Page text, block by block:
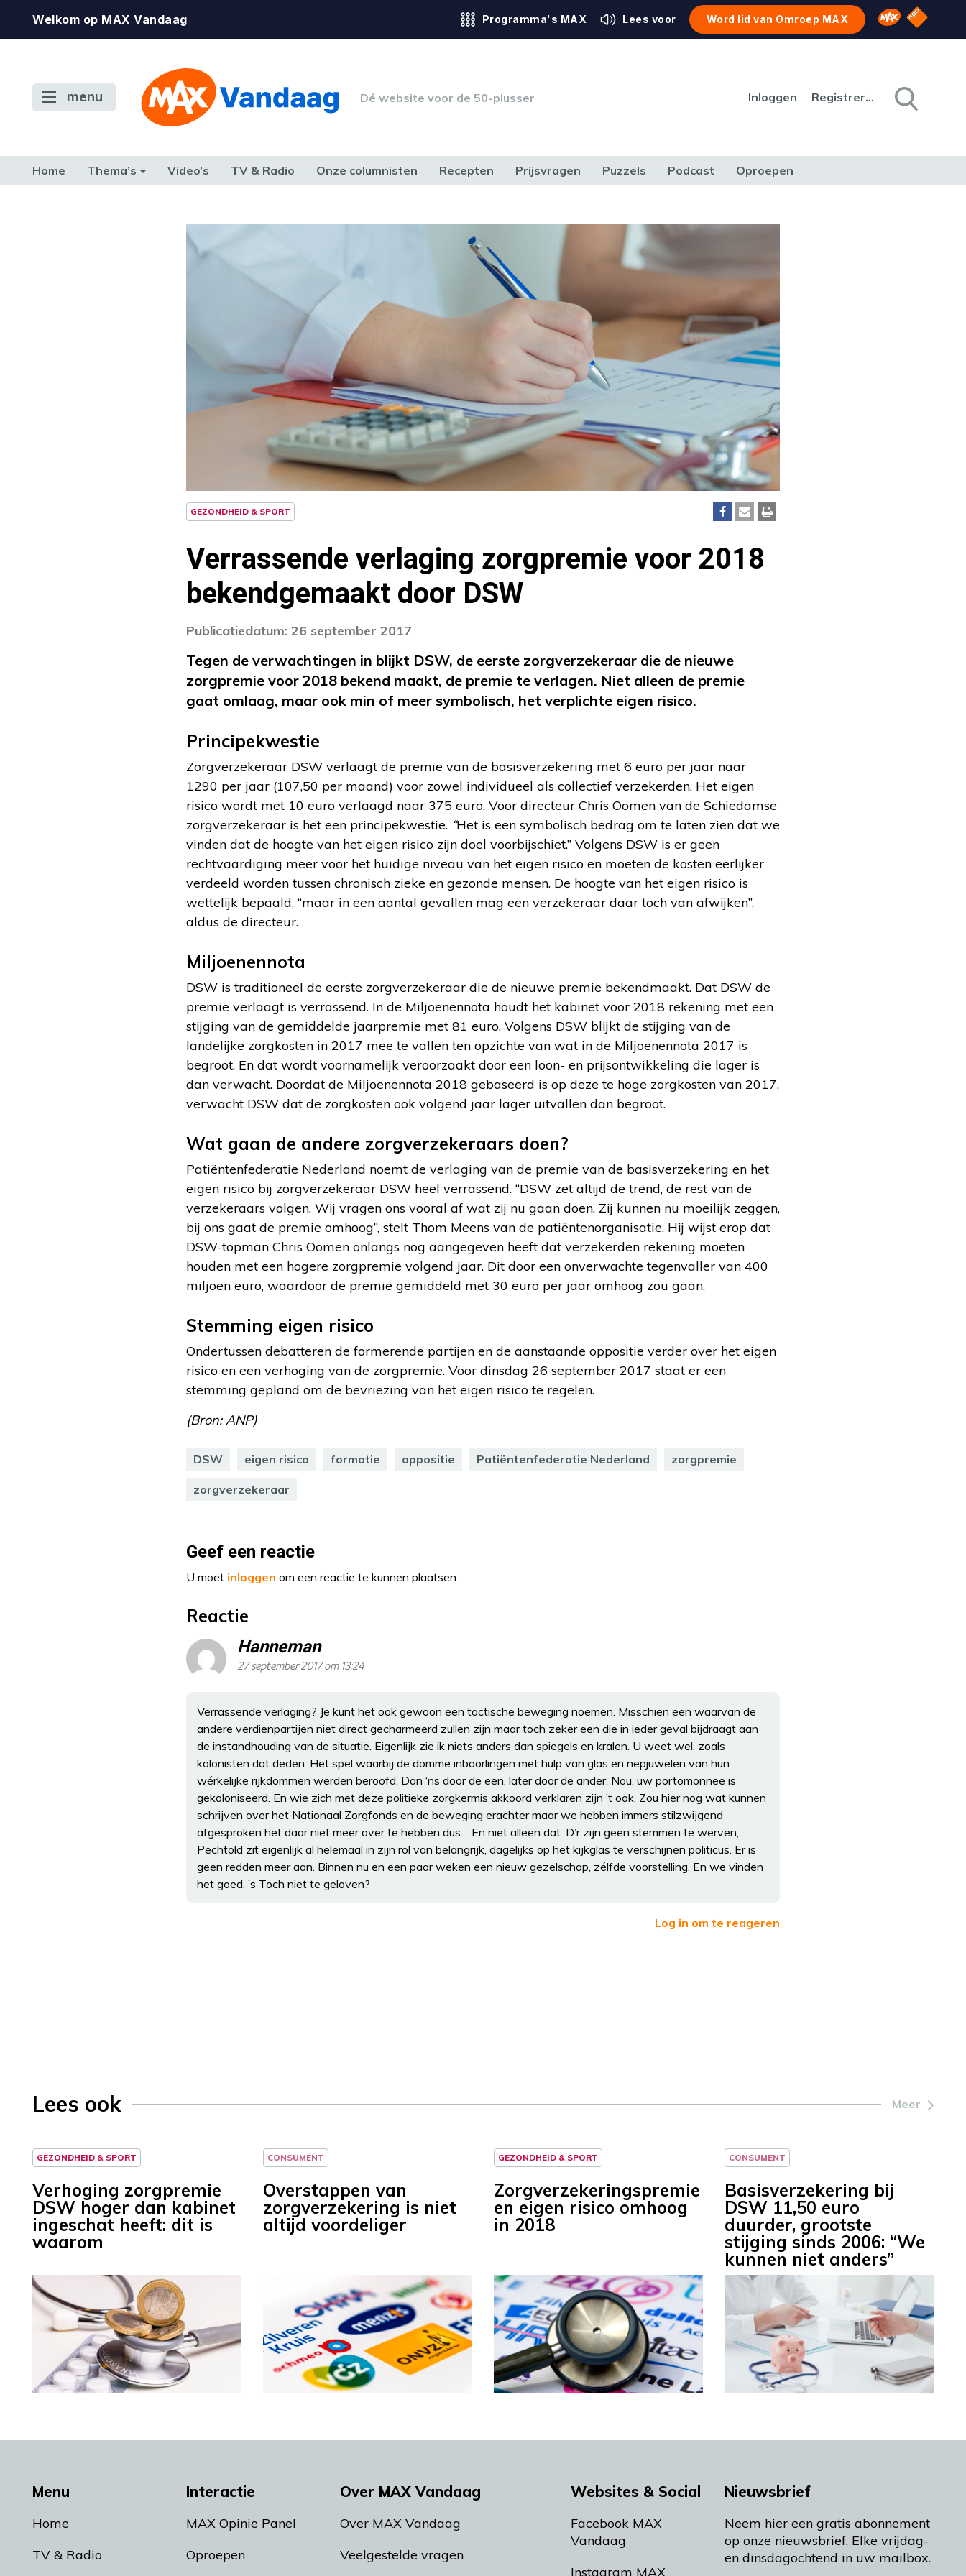
Welkom op MAX Vandaag Programma's MAX Lees voor Word lid van Omroep MAX Omroep MAX
NPO
menu Dé website voor de 50-plusser Inloggen Registreren
Home Thema’s Video’s TV & Radio Onze columnisten Recepten Prijsvragen Puzzels Podcast Oproepen
GEZONDHEID & SPORT
Verrassende verlaging zorgpremie voor 2018
bekendgemaakt door DSW
Publicatiedatum: 26 september 2017
Tegen de verwachtingen in blijkt DSW, de eerste zorgverzekeraar die de nieuwe
zorgpremie voor 2018 bekend maakt, de premie te verlagen. Niet alleen de premie
gaat omlaag, maar ook min of meer symbolisch, het verplichte eigen risico.
Principekwestie
Zorgverzekeraar DSW verlaagt de premie van de basisverzekering met 6 euro per jaar naar
1290 per jaar (107,50 per maand) voor zowel individueel als collectief verzekerden. Het eigen
risico wordt met 10 euro verlaagd naar 375 euro. Voor directeur Chris Oomen van de Schiedamse
zorgverzekeraar is het een principekwestie. “Het is een symbolisch bedrag om te laten zien dat we
vinden dat de hoogte van het eigen risico zijn doel voorbijschiet.” Volgens DSW is er geen
rechtvaardiging meer voor het huidige niveau van het eigen risico en moeten de kosten eerlijker
verdeeld worden tussen chronisch zieke en gezonde mensen. De hoogte van het eigen risico is
wettelijk bepaald, “maar in een aantal gevallen mag een verzekeraar daar toch van afwijken”,
aldus de directeur.
Miljoenennota
DSW is traditioneel de eerste zorgverzekeraar die de nieuwe premie bekendmaakt. Dat DSW de
premie verlaagt is verrassend. In de Miljoenennota houdt het kabinet voor 2018 rekening met een
stijging van de gemiddelde jaarpremie met 81 euro. Volgens DSW blijkt de stijging van de
landelijke zorgkosten in 2017 mee te vallen ten opzichte van wat in de Miljoenennota 2017 is
begroot. En dat wordt voornamelijk veroorzaakt door een loon- en prijsontwikkeling die lager is
dan verwacht. Doordat de Miljoenennota 2018 gebaseerd is op deze te hoge zorgkosten van 2017,
verwacht DSW dat de zorgkosten ook volgend jaar lager uitvallen dan begroot.
Wat gaan de andere zorgverzekeraars doen?
Patiëntenfederatie Nederland noemt de verlaging van de premie van de basisverzekering en het
eigen risico bij zorgverzekeraar DSW heel verrassend. “DSW zet altijd de trend, de rest van de
verzekeraars volgen. Wij vragen ons vooral af wat zij nu gaan doen. Zij kunnen nu moeilijk zeggen,
bij ons gaat de premie omhoog”, stelt Thom Meens van de patiëntenorganisatie. Hij wijst erop dat
DSW-topman Chris Oomen onlangs nog aangegeven heeft dat verzekerden rekening moeten
houden met een hogere zorgpremie volgend jaar. Dit door een onverwachte tegenvaller van 400
miljoen euro, waardoor de premie gemiddeld met 30 euro per jaar omhoog zou gaan.
Stemming eigen risico
Ondertussen debatteren de formerende partijen en de aanstaande oppositie verder over het eigen
risico en een verhoging van de zorgpremie. Voor dinsdag 26 september 2017 staat er een
stemming gepland om de bevriezing van het eigen risico te regelen.
(Bron: ANP)
DSW eigen risico formatie oppositie Patiëntenfederatie Nederland zorgpremie
zorgverzekeraar
Geef een reactie
U moet inloggen om een reactie te kunnen plaatsen.
Reactie
Hanneman
27 september 2017 om 13:24
Verrassende verlaging? Je kunt het ook gewoon een tactische beweging noemen. Misschien een waarvan de
andere verdienpartijen niet direct gecharmeerd zullen zijn maar toch zeker een die in ieder geval bijdraagt aan
de instandhouding van de situatie. Eigenlijk zie ik niets anders dan spiegels en kralen. U weet wel, zoals
kolonisten dat deden. Het spel waarbij de domme inboorlingen met hulp van glas en nepjuwelen van hun
wérkelijke rijkdommen werden beroofd. Dan ‘ns door de een, later door de ander. Nou, uw portomonnee is
gekoloniseerd. En wie zich met deze politieke zorgkermis akkoord verklaren zijn ’t ook. Zou hier nog wat kunnen
schrijven over het Nationaal Zorgfonds en de beweging erachter maar we hebben immers stilzwijgend
afgesproken het daar niet meer over te hebben dus… En niet alleen dat. D’r zijn geen stemmen te werven,
Pechtold zit eigenlijk al helemaal in zijn rol van belangrijk, dagelijks op het kijkglas te verschijnen politicus. Er is
geen redden meer aan. Binnen nu en een paar weken een nieuw gezelschap, zélfde voorstelling. En we vinden
het goed. ’s Toch niet te geloven?
Log in om te reageren
Lees ook Meer
GEZONDHEID & SPORT
Verhoging zorgpremie
DSW hoger dan kabinet
ingeschat heeft: dit is
waarom
CONSUMENT
Overstappen van
zorgverzekering is niet
altijd voordeliger
GEZONDHEID & SPORT
Zorgverzekeringspremie
en eigen risico omhoog
in 2018
CONSUMENT
Basisverzekering bij
DSW 11,50 euro
duurder, grootste
stijging sinds 2006: “We
kunnen niet anders”
Menu
Home
TV & Radio
Interactie
MAX Opinie Panel
Oproepen
Over MAX Vandaag
Over MAX Vandaag
Veelgestelde vragen
Websites & Social
Facebook MAX
Vandaag
Instagram MAX
Nieuwsbrief
Neem hier een gratis abonnement
op onze nieuwsbrief. Elke vrijdag-
en dinsdagochtend in uw mailbox.